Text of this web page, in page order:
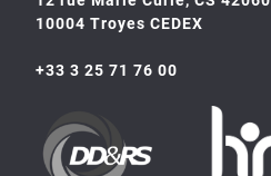
10004 Troyes CEDEX
+33 3 25 71 76 00